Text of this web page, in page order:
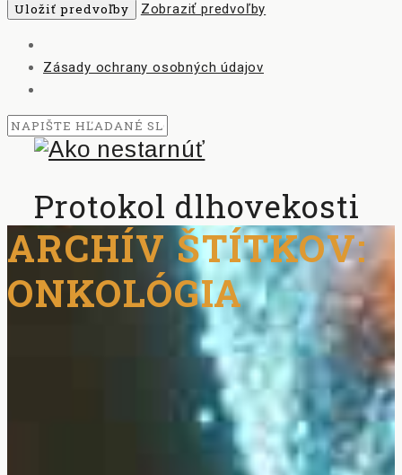
Uložiť predvoľby
Zobraziť predvoľby
Zásady ochrany osobných údajov
Protokol dlhovekosti
ARCHÍV ŠTÍTKOV:
ONKOLÓGIA